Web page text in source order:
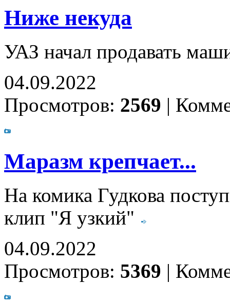
Ниже некуда
УАЗ начал продавать
04.09.2022
Просмотров: 2569 |
Маразм крепчает...
На комика Гудкова
клип "Я узкий"
04.09.2022
Просмотров: 5369 |